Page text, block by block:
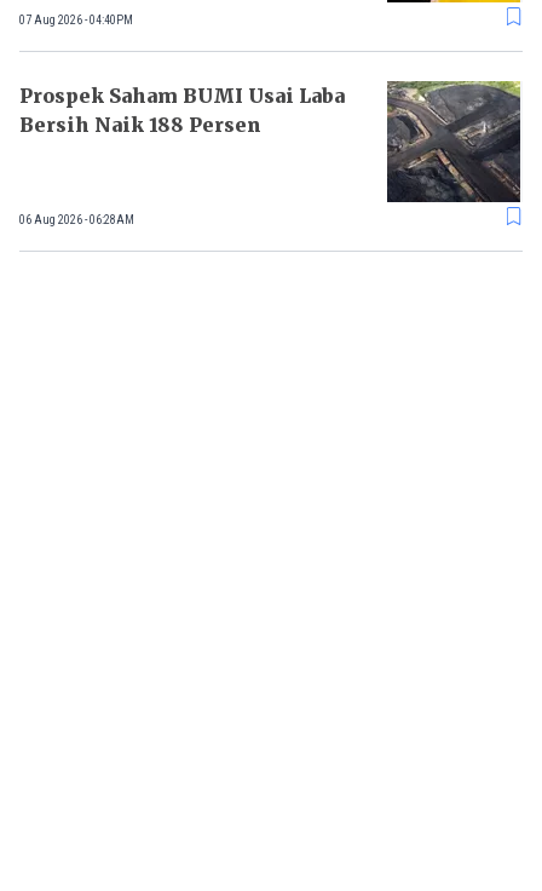
07 Aug 2026 - 04:40PM
Prospek Saham BUMI Usai Laba
Bersih Naik 188 Persen
06 Aug 2026 - 06:28AM